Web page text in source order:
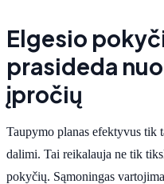
Elgesio
prasideda
įpročių
Taupymo planas efektyvus tik
dalimi. Tai reikalauja ne tik
pokyčių. Sąmoningas